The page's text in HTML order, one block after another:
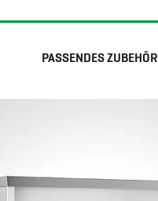
PASSENDES ZUBEHÖR